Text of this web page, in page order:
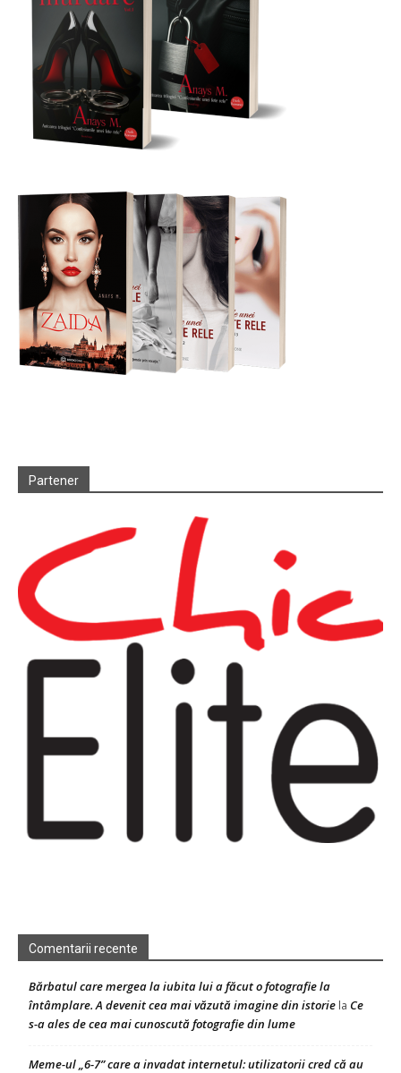
Partener
Comentarii recente
Bărbatul care mergea la iubita lui a făcut o fotografie la
întâmplare. A devenit cea mai văzută imagine din istorie la Ce
s-a ales de cea mai cunoscută fotografie din lume
Meme-ul „6-7” care a invadat internetul: utilizatorii cred că au